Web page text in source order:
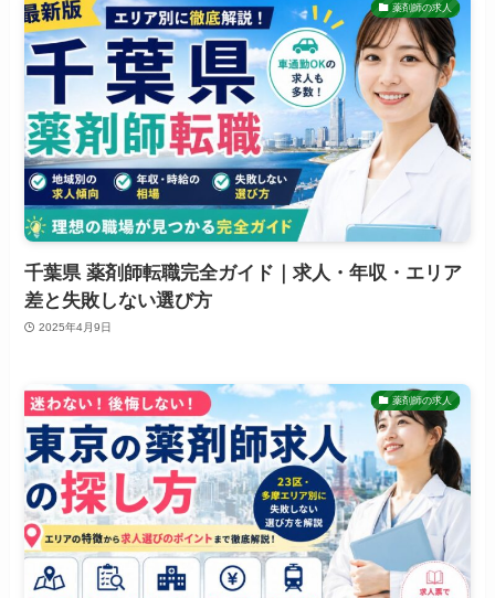
薬剤師の求人
千葉県 薬剤師転職完全ガイド｜求人・年収・エリア
差と失敗しない選び方
2025年4月9日
薬剤師の求人